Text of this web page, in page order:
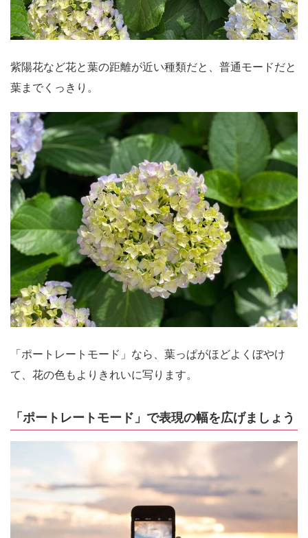
紫陽花など花と葉の距離が近い種類だと、普通モードだと
葉までくっきり。
「ポートレートモード」なら、葉っぱがほどよくぼやけ
て、花の色もよりきれいに写ります。
「ポートレートモード」で表現の幅を広げましょう